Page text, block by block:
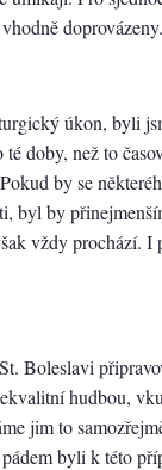
doprovázeny.
úkon, byli
té doby, než to
by se
byl by
vždy prochází. I
Boleslavi
hudbou,
jim to
byli k této